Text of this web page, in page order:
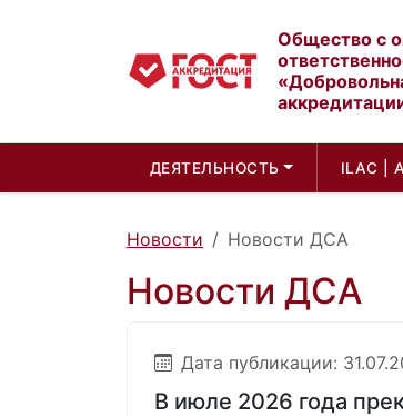
Общество с
ДЕЯТЕЛЬНОСТЬ ILAC |
Новости Новости ДСА
Новости ДСА
Дата публикации:
В июле 2026 года